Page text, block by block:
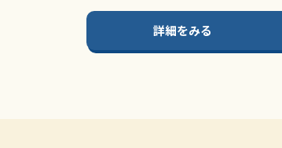
詳細をみる